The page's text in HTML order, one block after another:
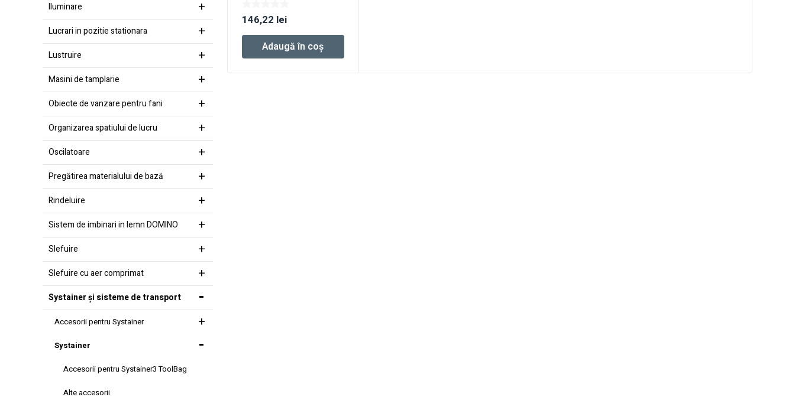
Iluminare
Lucrari in pozitie stationara
Lustruire
Masini de tamplarie
Obiecte de vanzare pentru fani
Organizarea spatiului de lucru
Oscilatoare
Pregătirea materialului de bază
Rindeluire
Sistem de imbinari in lemn DOMINO
Slefuire
Slefuire cu aer comprimat
Systainer şi sisteme de transport
Accesorii pentru Systainer
Systainer
Accesorii pentru Systainer3 ToolBag
Alte accesorii
146,22 lei
Adaugă în coș